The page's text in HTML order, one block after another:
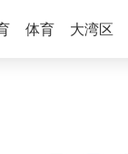
体育 大湾区